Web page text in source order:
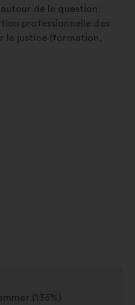
autour de la question:
professionnelle des
la justice (formation,
(135%)